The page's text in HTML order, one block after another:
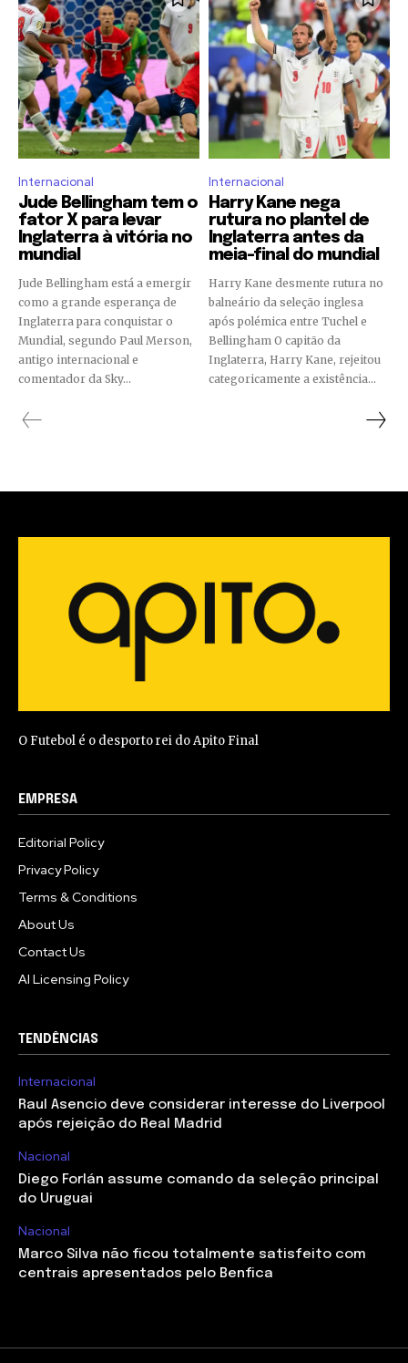
Internacional
Jude Bellingham tem o
fator X para levar
Inglaterra à vitória no
mundial
Jude Bellingham está a emergir
como a grande esperança de
Inglaterra para conquistar o
Mundial, segundo Paul Merson,
antigo internacional e
comentador da Sky...
Internacional
Harry Kane nega
rutura no plantel de
Inglaterra antes da
meia-final do mundial
Harry Kane desmente rutura no
balneário da seleção inglesa
após polémica entre Tuchel e
Bellingham O capitão da
Inglaterra, Harry Kane, rejeitou
categoricamente a existência...
O Futebol é o desporto rei do Apito Final
EMPRESA
Editorial Policy
Privacy Policy
Terms & Conditions
About Us
Contact Us
AI Licensing Policy
TENDÊNCIAS
Internacional
Raul Asencio deve considerar interesse do Liverpool
após rejeição do Real Madrid
Nacional
Diego Forlán assume comando da seleção principal
do Uruguai
Nacional
Marco Silva não ficou totalmente satisfeito com
centrais apresentados pelo Benfica